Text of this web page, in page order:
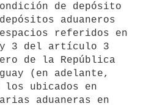
de depósito
aduaneros
referidos en
y 3 del artículo 3
de la República
(en adelante,
los ubicados en
aduaneras en